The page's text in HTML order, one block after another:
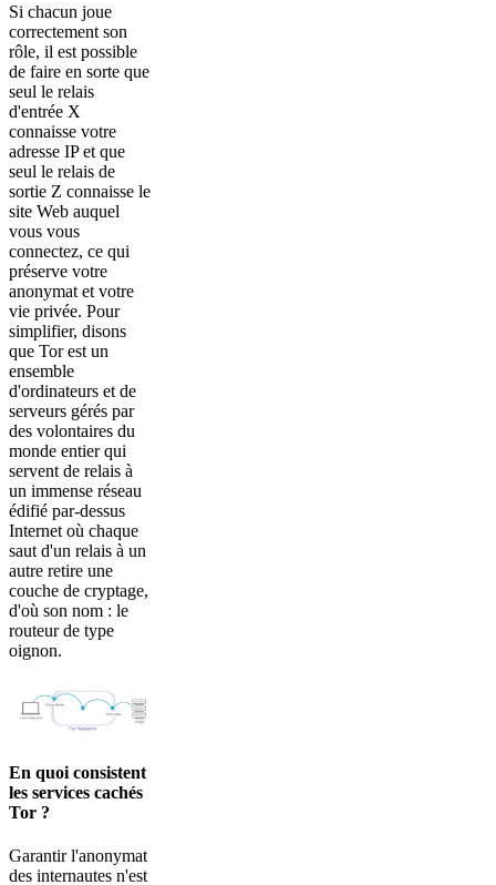
Si chacun joue
correctement son
rôle, il est possible
de faire en sorte que
seul le relais
d'entrée X
connaisse votre
adresse IP et que
seul le relais de
sortie Z connaisse le
site Web auquel
vous vous
connectez, ce qui
préserve votre
anonymat et votre
vie privée. Pour
simplifier, disons
que Tor est un
ensemble
d'ordinateurs et de
serveurs gérés par
des volontaires du
monde entier qui
servent de relais à
un immense réseau
édifié par-dessus
Internet où chaque
saut d'un relais à un
autre retire une
couche de cryptage,
d'où son nom : le
routeur de type
oignon.
En quoi consistent
les services cachés
Tor ?
Garantir l'anonymat
des internautes n'est